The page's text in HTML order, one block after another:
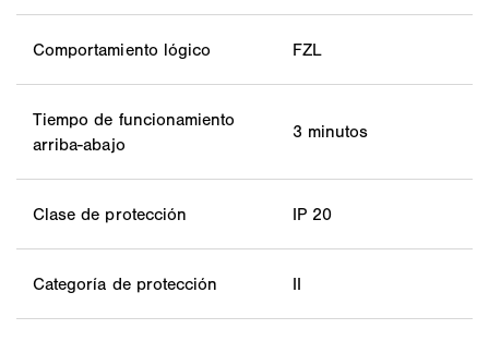
Comportamiento lógico FZL
Tiempo de funcionamiento
arriba-abajo
3 minutos
Clase de protección IP 20
Categoría de protección II